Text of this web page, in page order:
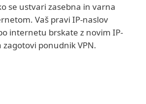
se ustvari zasebna in varna
Vaš pravi IP-naslov
internetu brskate z novim IP-
zagotovi ponudnik VPN.